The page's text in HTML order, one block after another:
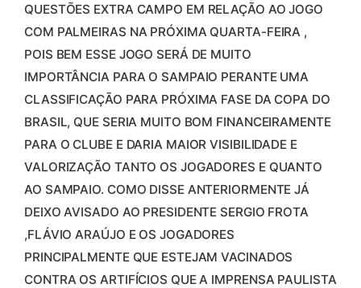
QUESTÕES EXTRA CAMPO EM RELAÇÃO AO JOGO
COM PALMEIRAS NA PRÓXIMA QUARTA-FEIRA ,
POIS BEM ESSE JOGO SERÁ DE MUITO
IMPORTÂNCIA PARA O SAMPAIO PERANTE UMA
CLASSIFICAÇÃO PARA PRÓXIMA FASE DA COPA DO
BRASIL, QUE SERIA MUITO BOM FINANCEIRAMENTE
PARA O CLUBE E DARIA MAIOR VISIBILIDADE E
VALORIZAÇÃO TANTO OS JOGADORES E QUANTO
AO SAMPAIO. COMO DISSE ANTERIORMENTE JÁ
DEIXO AVISADO AO PRESIDENTE SERGIO FROTA
,FLÁVIO ARAÚJO E OS JOGADORES
PRINCIPALMENTE QUE ESTEJAM VACINADOS
CONTRA OS ARTIFÍCIOS QUE A IMPRENSA PAULISTA